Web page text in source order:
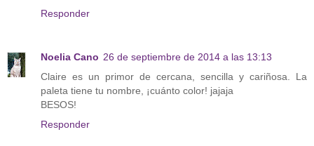
Responder
Noelia Cano 26 de septiembre de 2014 a las 13:13
Claire es un primor de cercana, sencilla y cariñosa. La
paleta tiene tu nombre, ¡cuánto color! jajaja
BESOS!
Responder